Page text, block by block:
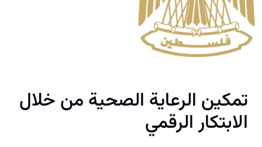
تمكين الرعاية الصحية من خلال
الابتكار الرقمي